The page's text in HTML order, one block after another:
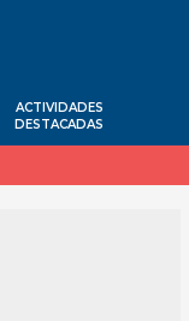
ACTIVIDADES
DESTACADAS